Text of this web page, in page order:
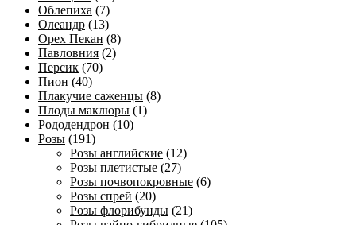
Облепиха (7)
Олеандр (13)
Орех Пекан (8)
Павловния (2)
Персик (70)
Пион (40)
Плакучие саженцы (8)
Плоды маклюры (1)
Рододендрон (10)
Розы (191)
Розы английские (12)
Розы плетистые (27)
Розы почвопокровные (6)
Розы спрей (20)
Розы флорибунды (21)